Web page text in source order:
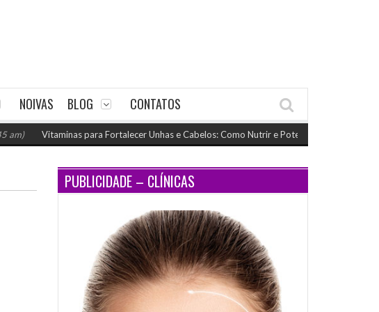
NOIVAS BLOG CONTATOS
Vitaminas para Fortalecer Unhas e Cabelos: Como Nutrir e Potencializar o Crescimento
PUBLICIDADE – CLÍNICAS